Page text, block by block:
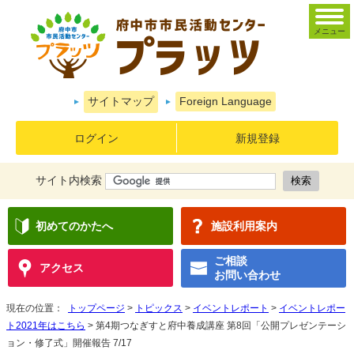
サイトマップ Foreign Language
ログイン 新規登録
サイト内検索
初めてのかたへ 施設利用案内
アクセス
ご相談
お問い合わせ
メニュー
現在の位置： トップページ > トピックス > イベントレポート > イベントレポー
ト2021年はこちら > 第4期つなぎすと府中養成講座 第8回「公開プレゼンテーシ
ョン・修了式」開催報告 7/17